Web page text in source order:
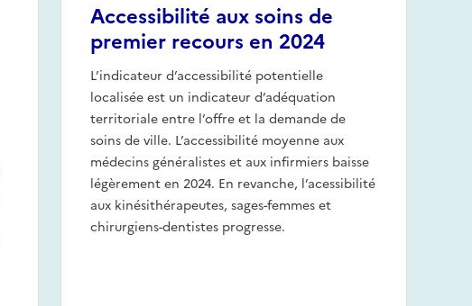
Accessibilité aux soins de
premier recours en 2024
L’indicateur d’accessibilité potentielle
localisée est un indicateur d’adéquation
territoriale entre l’offre et la demande de
soins de ville. L’accessibilité moyenne aux
médecins généralistes et aux infirmiers baisse
légèrement en 2024. En revanche, l’acessibilité
aux kinésithérapeutes, sages-femmes et
chirurgiens-dentistes progresse.